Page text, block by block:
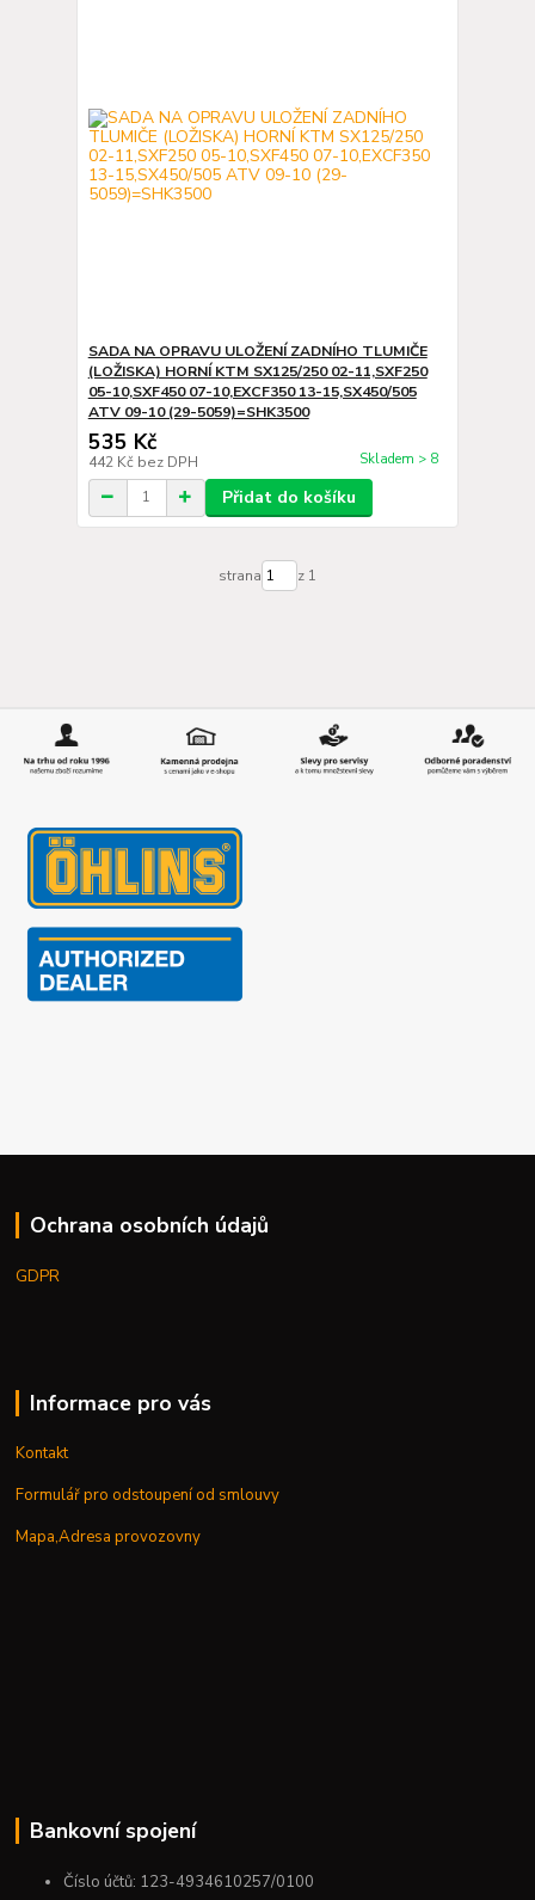
SADA NA OPRAVU ULOŽENÍ ZADNÍHO TLUMIČE
(LOŽISKA) HORNÍ KTM SX125/250 02-11,SXF250
05-10,SXF450 07-10,EXCF350 13-15,SX450/505
ATV 09-10 (29-5059)=SHK3500
535 Kč
442 Kč bez DPH Skladem > 8
Přidat do košíku
strana z 1
Ochrana osobních údajů
GDPR
Informace pro vás
Kontakt
Formulář pro odstoupení od smlouvy
Mapa,Adresa provozovny
Bankovní spojení
Číslo účtů: 123-4934610257/0100